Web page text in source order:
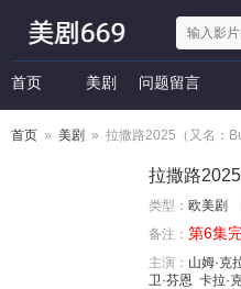
首页 美剧 问题留言
首页 » 美剧 » 拉撒路2025（又名：
拉撒路2025
类型： 欧美剧
备注： 第6集
主演： 山姆·克
卫·芬恩 卡拉·